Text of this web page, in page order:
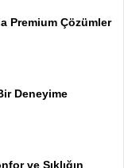
Premium Çözümler
Deneyime
ve Şıklığın